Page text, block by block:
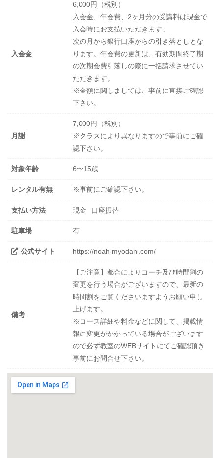
入会金
6,000円（税別）
入会金、年会費、2ヶ月分の受講料は現金で
入会時にお支払いただきます。
次の月から銀行口座からの引き落としとな
ります。年会費の更新は、有効期間終了期
の次期会費引落しの際に一括請求させてい
ただきます。
※金額に関しましては、事前に直接ご確認
下さい。
月謝
7,000円（税別）
※クラスにより異なりますので事前にご確
認下さい。
対象年齢 6〜15歳
レンタル有無 ※事前にご確認下さい。
支払い方法 現金 口座振替
駐車場 有
公式サイト https://noah-myodani.com/
備考
【ご注意】都合によりコーチ及び時間割の
変更を行う場合がございますので、最新の
時間割をご覧くださいますようお願い申し
上げます。
※コース詳細や料金などに関して、掲載情
報に変更がかかっている場合がございます
ので必ず教室のWEBサイトにてご確認頂き
事前にお問合せ下さい。